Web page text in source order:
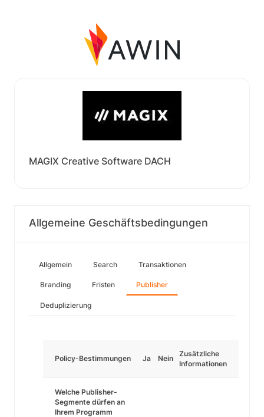
MAGIX Creative Software DACH
Allgemeine Geschäftsbedingungen
Allgemein Search Transaktionen
Branding Fristen Publisher
Deduplizierung
Policy-Bestimmungen Ja Nein
Zusätzliche
Informationen
Welche Publisher-
Segmente dürfen an
Ihrem Programm